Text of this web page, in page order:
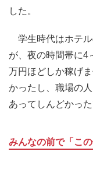
した。
学生時代はホテル
が、夜の時間帯に4
万円ほどしか稼げ
かったし、職場の
あってしんどかった
みんなの前で「こ